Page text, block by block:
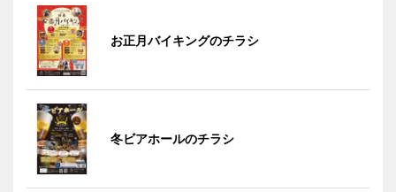
お正月バイキングのチラシ
冬ビアホールのチラシ